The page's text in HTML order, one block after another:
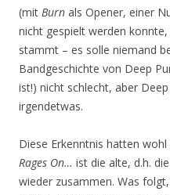
(mit Burn als Opener, einer
nicht gespielt werden
stammt – es solle niemand
Bandgeschichte von Deep
ist!) nicht schlecht, aber
irgendetwas.
Diese Erkenntnis hatten
Rages On… ist die alte, d.h.
wieder zusammen. Was